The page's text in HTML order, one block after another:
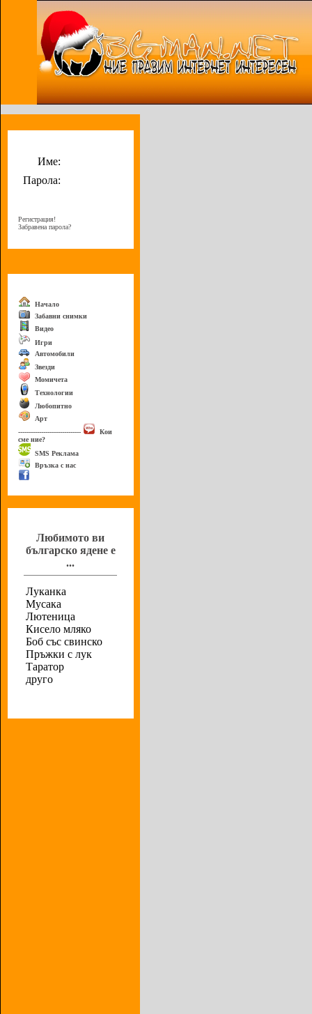
Име:
Парола:
Регистрация!
Забравена парола?
Начало
Забавни снимки
Видео
Игри
Автомобили
Звезди
Момичета
Технологии
Любопитно
Арт
------------------------------
Кои
сме ние?
SMS Реклама
Връзка с нас
Любимото ви
българско ядене е
...
Луканка
Мусака
Лютеница
Кисело мляко
Боб със свинско
Пръжки с лук
Таратор
друго